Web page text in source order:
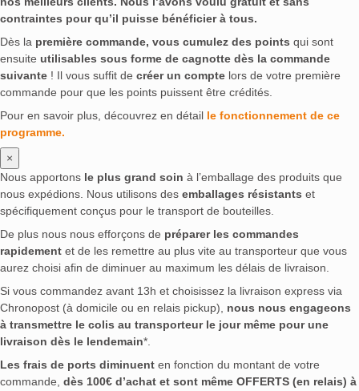
contraintes pour qu’il puisse bénéficier à tous.
Dès la première commande, vous cumulez des points qui sont
ensuite utilisables sous forme de cagnotte dès la commande
suivante ! Il vous suffit de créer un compte lors de votre première
commande pour que les points puissent être crédités.
Pour en savoir plus, découvrez en détail le fonctionnement de ce
programme.
×
Nous apportons le plus grand soin à l’emballage des produits que
nous expédions. Nous utilisons des emballages résistants et
spécifiquement conçus pour le transport de bouteilles.
De plus nous nous efforçons de préparer les commandes
rapidement et de les remettre au plus vite au transporteur que vous
aurez choisi afin de diminuer au maximum les délais de livraison.
Si vous commandez avant 13h et choisissez la livraison express via
Chronopost (à domicile ou en relais pickup), nous nous engageons
à transmettre le colis au transporteur le jour même pour une
livraison dès le lendemain*.
Les frais de ports diminuent en fonction du montant de votre
commande, dès 100€ d’achat et sont même OFFERTS (en relais) à